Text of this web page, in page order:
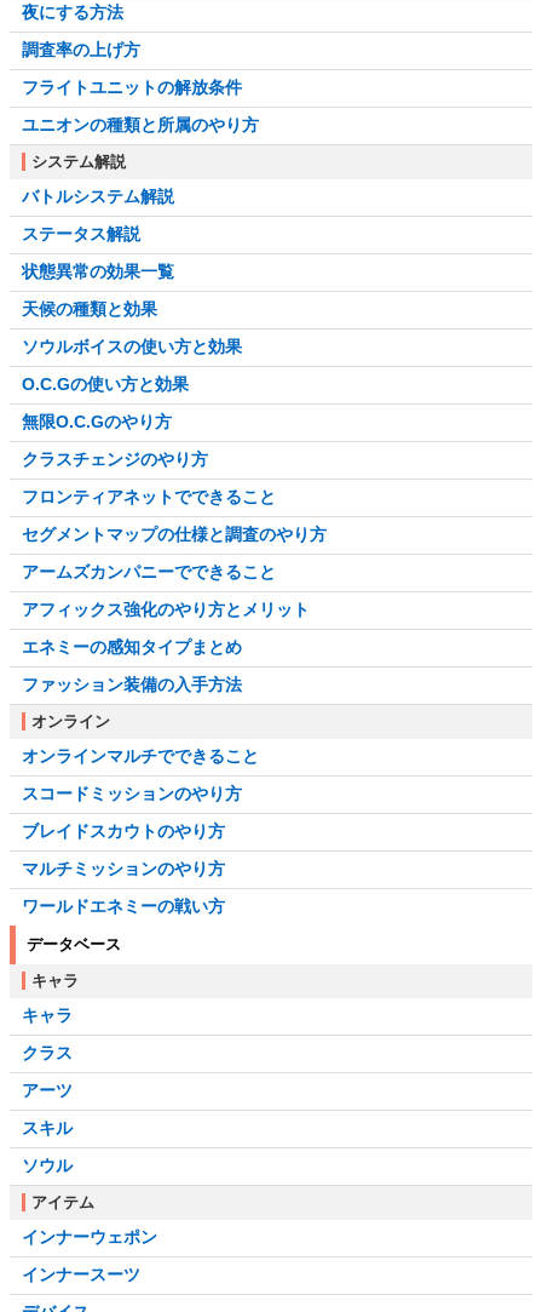
夜にする方法
調査率の上げ方
フライトユニットの解放条件
ユニオンの種類と所属のやり方
システム解説
バトルシステム解説
ステータス解説
状態異常の効果一覧
天候の種類と効果
ソウルボイスの使い方と効果
O.C.Gの使い方と効果
無限O.C.Gのやり方
クラスチェンジのやり方
フロンティアネットでできること
セグメントマップの仕様と調査のやり方
アームズカンパニーでできること
アフィックス強化のやり方とメリット
エネミーの感知タイプまとめ
ファッション装備の入手方法
オンライン
オンラインマルチでできること
スコードミッションのやり方
ブレイドスカウトのやり方
マルチミッションのやり方
ワールドエネミーの戦い方
データベース
キャラ
キャラ
クラス
アーツ
スキル
ソウル
アイテム
インナーウェポン
インナースーツ